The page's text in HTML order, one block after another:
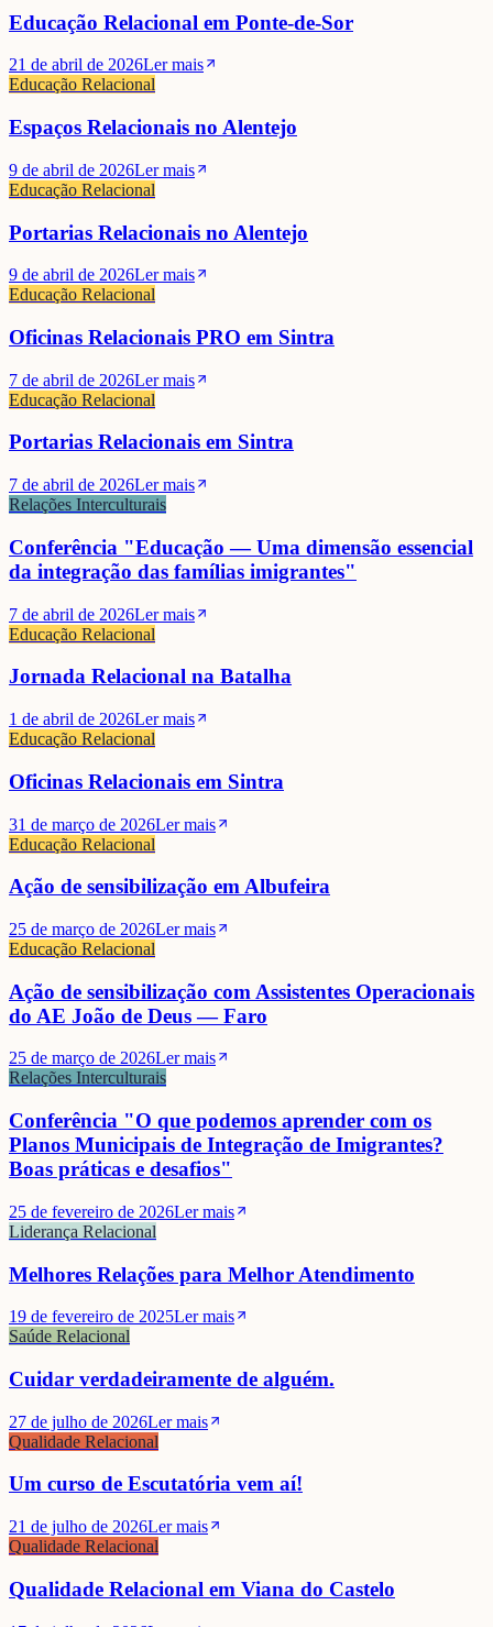
Luísa Lima
Cristina Velozo
Educação Relacional em Ponte-de-Sor
21 de abril de 2026Ler mais
Educação Relacional
Espaços Relacionais no Alentejo
9 de abril de 2026Ler mais
Educação Relacional
Portarias Relacionais no Alentejo
9 de abril de 2026Ler mais
Educação Relacional
Oficinas Relacionais PRO em Sintra
7 de abril de 2026Ler mais
Educação Relacional
Portarias Relacionais em Sintra
7 de abril de 2026Ler mais
Relações Interculturais
Conferência "Educação — Uma dimensão essencial
da integração das famílias imigrantes"
7 de abril de 2026Ler mais
Educação Relacional
Jornada Relacional na Batalha
1 de abril de 2026Ler mais
Educação Relacional
Oficinas Relacionais em Sintra
31 de março de 2026Ler mais
Educação Relacional
Ação de sensibilização em Albufeira
25 de março de 2026Ler mais
Educação Relacional
Ação de sensibilização com Assistentes Operacionais
do AE João de Deus — Faro
25 de março de 2026Ler mais
Relações Interculturais
Conferência "O que podemos aprender com os
Planos Municipais de Integração de Imigrantes?
Boas práticas e desafios"
25 de fevereiro de 2026Ler mais
Liderança Relacional
Melhores Relações para Melhor Atendimento
19 de fevereiro de 2025Ler mais
Saúde Relacional
Cuidar verdadeiramente de alguém.
27 de julho de 2026Ler mais
Qualidade Relacional
Um curso de Escutatória vem aí!
21 de julho de 2026Ler mais
Qualidade Relacional
Qualidade Relacional em Viana do Castelo